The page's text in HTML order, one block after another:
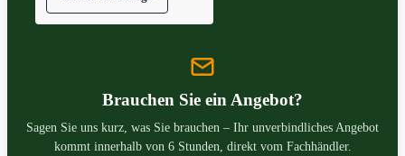
Brauchen Sie ein Angebot?
Sagen Sie uns kurz, was Sie brauchen – Ihr unverbindliches Angebot
kommt innerhalb von 6 Stunden, direkt vom Fachhändler.